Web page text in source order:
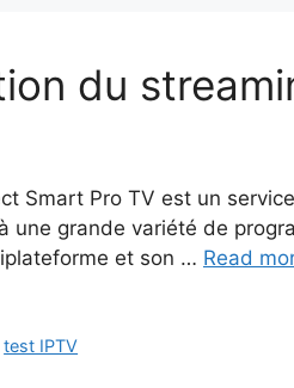
du
Smart Pro TV est un
une grande variété de
et son … Read
test IPTV